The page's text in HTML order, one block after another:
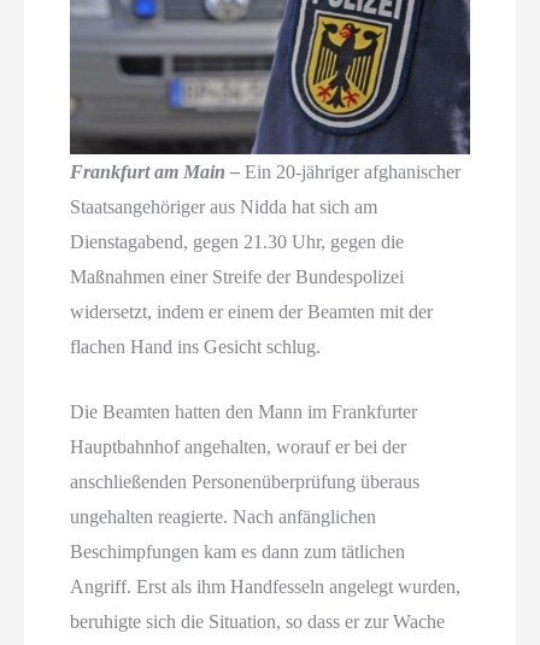
Frankfurt am Main – Ein 20-jähriger afghanischer
Staatsangehöriger aus Nidda hat sich am
Dienstagabend, gegen 21.30 Uhr, gegen die
Maßnahmen einer Streife der Bundespolizei
widersetzt, indem er einem der Beamten mit der
flachen Hand ins Gesicht schlug.
Die Beamten hatten den Mann im Frankfurter
Hauptbahnhof angehalten, worauf er bei der
anschließenden Personenüberprüfung überaus
ungehalten reagierte. Nach anfänglichen
Beschimpfungen kam es dann zum tätlichen
Angriff. Erst als ihm Handfesseln angelegt wurden,
beruhigte sich die Situation, so dass er zur Wache